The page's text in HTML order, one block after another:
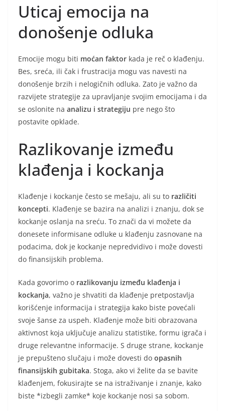
Uticaj emocija na
donošenje odluka
Emocije mogu biti moćan faktor kada je reč o klađenju.
Bes, sreća, ili čak i frustracija mogu vas navesti na
donošenje brzih i nelogičnih odluka. Zato je važno da
razvijete strategije za upravljanje svojim emocijama i da
se oslonite na analizu i strategiju pre nego što
postavite opklade.
Razlikovanje između
klađenja i kockanja
Klađenje i kockanje često se mešaju, ali su to različiti
koncepti. Klađenje se bazira na analizi i znanju, dok se
kockanje oslanja na sreću. To znači da vi možete da
donesete informisane odluke u klađenju zasnovane na
podacima, dok je kockanje nepredvidivo i može dovesti
do finansijskih problema.
Kada govorimo o razlikovanju između klađenja i
kockanja, važno je shvatiti da klađenje pretpostavlja
korišćenje informacija i strategija kako biste povećali
svoje šanse za uspeh. Klađenje može biti obrazovana
aktivnost koja uključuje analizu statistike, formu igrača i
druge relevantne informacije. S druge strane, kockanje
je prepušteno slučaju i može dovesti do opasnih
finansijskih gubitaka. Stoga, ako vi želite da se bavite
klađenjem, fokusirajte se na istraživanje i znanje, kako
biste *izbegli zamke* koje kockanje nosi sa sobom.